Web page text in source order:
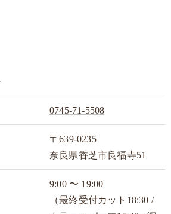
0745-71-5508
〒639-0235
奈良県香芝市良福寺51
9:00 〜 19:00
（最終受付カット18:30 /